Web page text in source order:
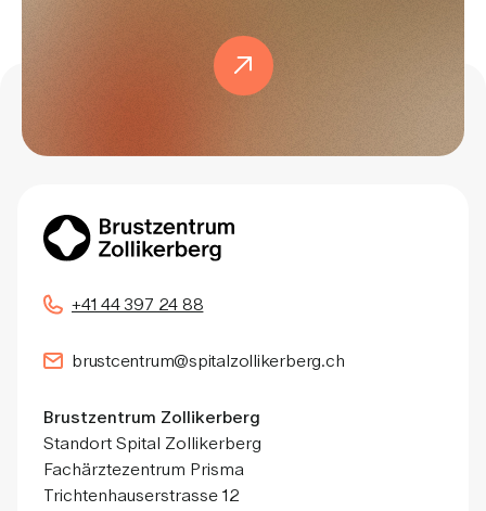
+41 44 397 24 88
brustcentrum@spitalzollikerberg.ch
Brustzentrum Zollikerberg
Standort Spital Zollikerberg
Fachärztezentrum Prisma
Trichtenhauserstrasse 12